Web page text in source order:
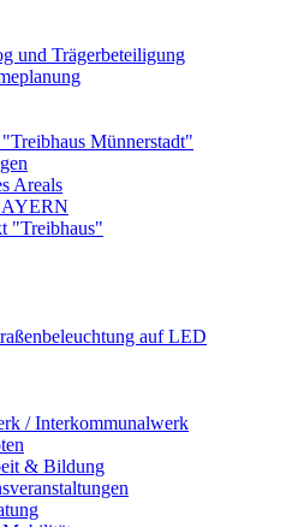
und Trägerbeteiligung
Münnerstadt"
Areals
"Treibhaus"
auf LED
/ Interkommunalwerk
& Bildung